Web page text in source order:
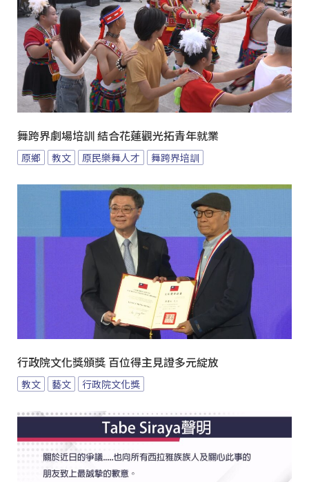
舞跨界劇場培訓 結合花蓮觀光拓青年就業
原鄉 教文 原民樂舞人才 舞跨界培訓
行政院文化獎頒獎 百位得主見證多元綻放
教文 藝文 行政院文化獎